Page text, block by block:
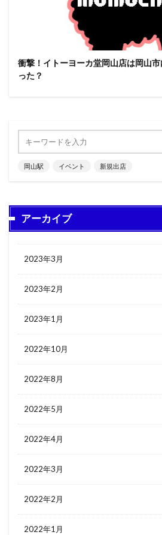
衝撃！イトーヨーカ堂岡山店は岡山
った？
岡山駅 イベント 新規出店
アーカイブ
2023年3月
2023年2月
2023年1月
2022年10月
2022年8月
2022年5月
2022年4月
2022年3月
2022年2月
2022年1月